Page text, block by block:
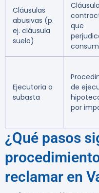
Cláusulas
abusivas (p.
ej. cláusula
suelo)
que
Ejecutoria o
subasta
de
por
¿Qué pasos
reclamar en